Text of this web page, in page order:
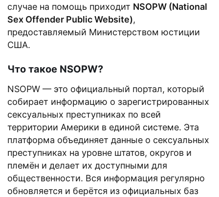
случае на помощь приходит NSOPW (National
Sex Offender Public Website),
предоставляемый Министерством юстиции
США.
Что такое NSOPW?
NSOPW — это официальный портал, который
собирает информацию о зарегистрированных
сексуальных преступниках по всей
территории Америки в единой системе. Эта
платформа объединяет данные о сексуальных
преступниках на уровне штатов, округов и
племён и делает их доступными для
общественности. Вся информация регулярно
обновляется и берётся из официальных баз